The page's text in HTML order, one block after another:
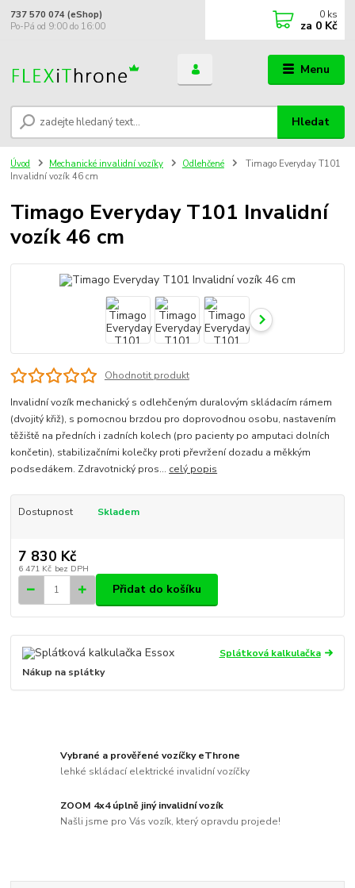
Menu
Hledat
737 570 074 (eShop)
Po-Pá od 9:00 do 16:00
0 ks
za 0 Kč
Úvod Mechanické invalidní vozíky Odlehčené
Timago Everyday T101
Invalidní vozík 46 cm
Timago Everyday T101 Invalidní
vozík 46 cm
Ohodnotit produkt
Invalidní vozík mechanický s odlehčeným duralovým skládacím rámem
(dvojitý křiž), s pomocnou brzdou pro doprovodnou osobu, nastavením
těžiště na předních i zadních kolech (pro pacienty po amputaci dolních
končetin), stabilizačními kolečky proti převržení dozadu a měkkým
podsedákem. Zdravotnický pros... celý popis
Dostupnost Skladem
7 830 Kč
6 471 Kč bez DPH
Přidat do košíku
Splátková kalkulačka
Nákup na splátky
Vybrané a prověřené vozíčky eThrone
lehké skládací elektrické invalidní vozíčky
ZOOM 4x4 úplně jiný invalidní vozík
Našli jsme pro Vás vozík, který opravdu projede!